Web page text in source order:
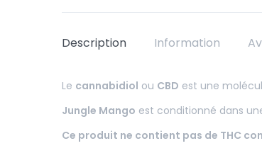
Description Information
Le cannabidiol ou CBD est une
Jungle Mango est conditionné dans
Ce produit ne contient pas de THC